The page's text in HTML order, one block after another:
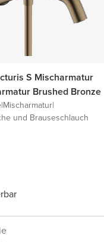
S Mischarmatur
Brushed Bronze
|Mischarmatur|
und Brauseschlauch